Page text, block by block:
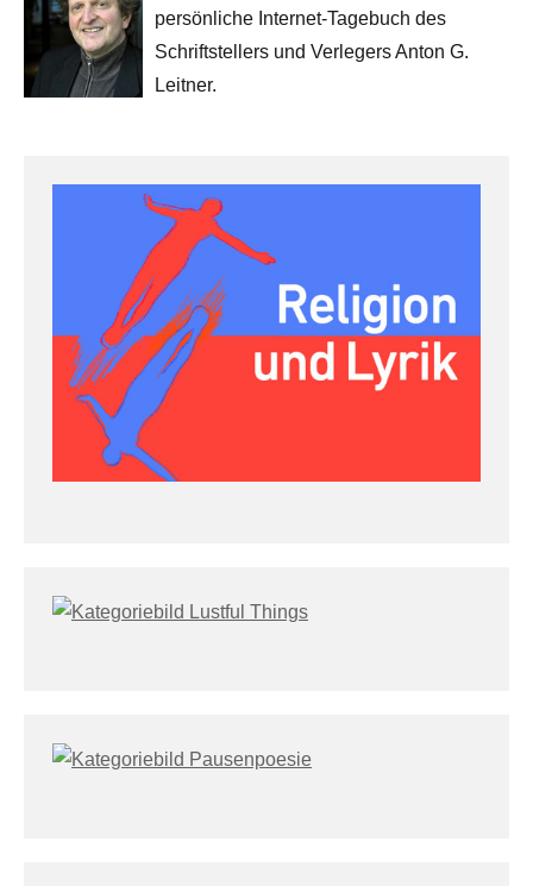
persönliche Internet-Tagebuch des
Schriftstellers und Verlegers Anton G.
Leitner.